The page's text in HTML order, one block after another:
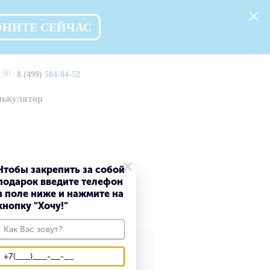
СЕЙЧАС
8 (499) 504-04-52
×
закрепить за собой
введите телефон
поле ниже и нажмите на
"Хочу!"